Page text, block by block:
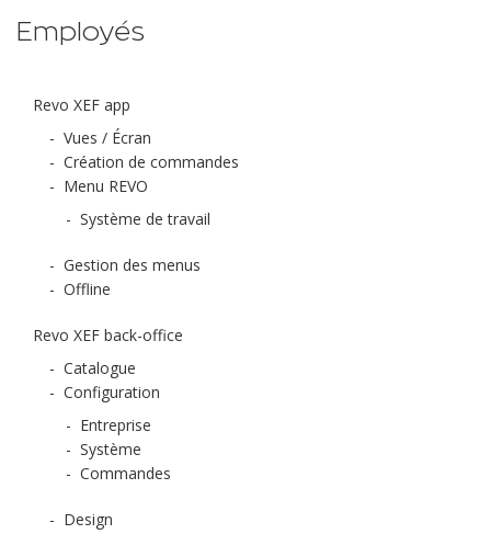
Employés
Revo XEF app
- Vues / Écran
- Création de commandes
- Menu REVO
- Système de travail
- Gestion des menus
- Offline
Revo XEF back-office
- Catalogue
- Configuration
- Entreprise
- Système
- Commandes
- Design